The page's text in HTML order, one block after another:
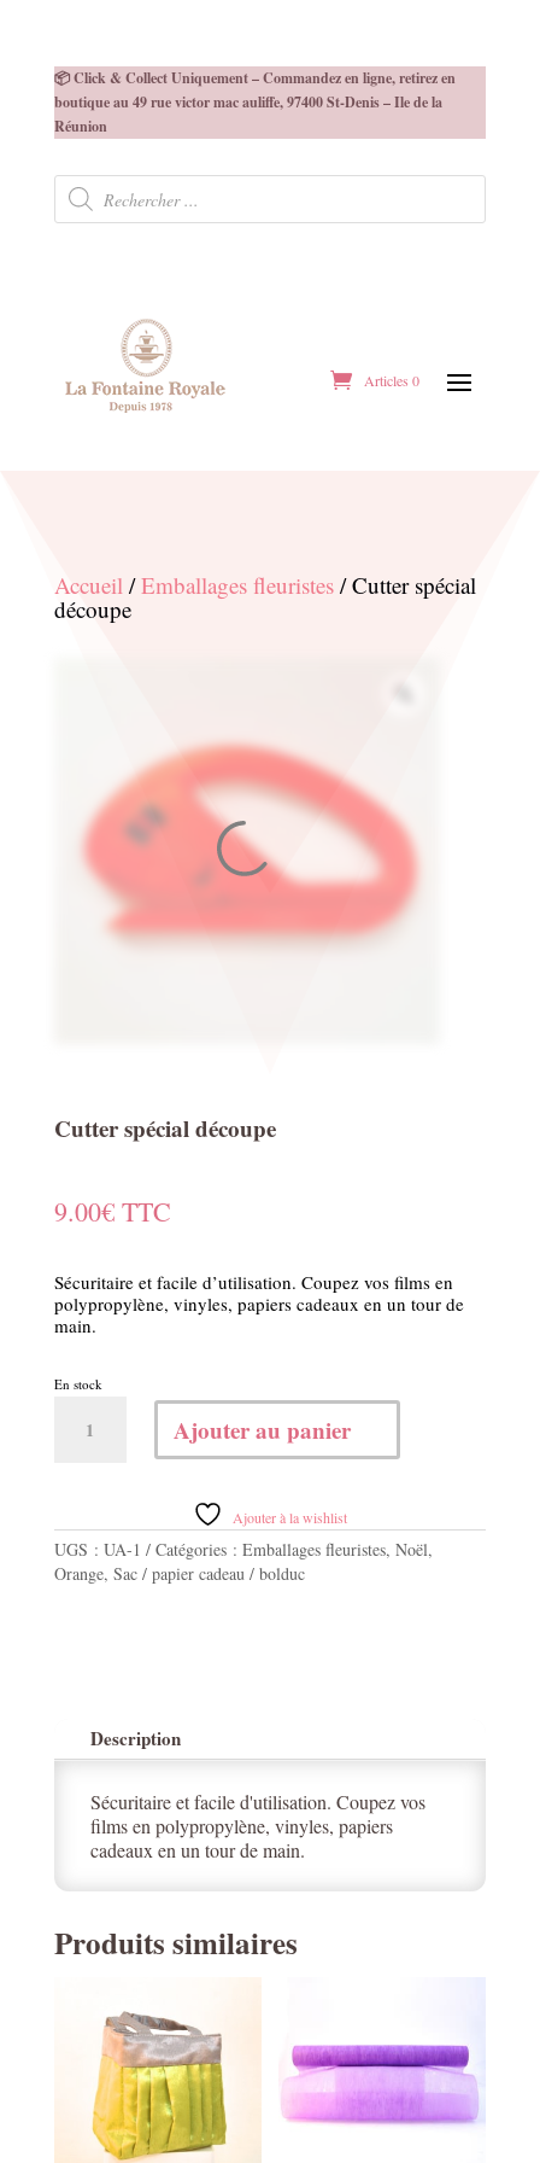
📦 Click & Collect Uniquement – Commandez en ligne, retirez en
boutique au 49 rue victor mac auliffe, 97400 St-Denis – Ile de la
Réunion
Recherche
produits
Articles 0
Accueil/Emballages fleuristes/ Cutter spécial
découpe
Cutter spécial découpe
9.00€ TTC
Sécuritaire et facile d’utilisation. Coupez vos films en
polypropylène, vinyles, papiers cadeaux en un tour de
main.
En stock
Ajouter au panier
Ajouter à la wishlist
UGS : UA-1 Catégories : Emballages fleuristes, Noël,
Orange, Sac / papier cadeau / bolduc
Description
Sécuritaire et facile d'utilisation. Coupez vos
films en polypropylène, vinyles, papiers
cadeaux en un tour de main.
Produits similaires